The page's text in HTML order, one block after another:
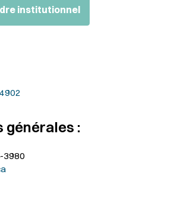
institutionnel
générales :
3980